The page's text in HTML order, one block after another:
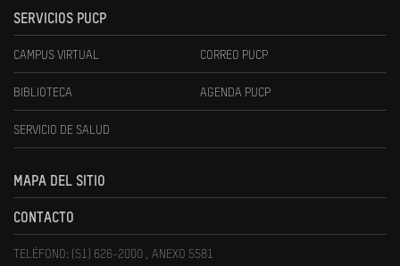
SERVICIOS PUCP
CAMPUS VIRTUAL CORREO PUCP
BIBLIOTECA AGENDA PUCP
SERVICIO DE SALUD
MAPA DEL SITIO
CONTACTO
TELÉFONO: (51) 626-2000 , ANEXO 5581